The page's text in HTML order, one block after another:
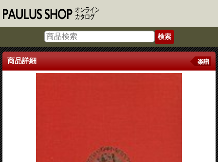
商品詳細 楽譜